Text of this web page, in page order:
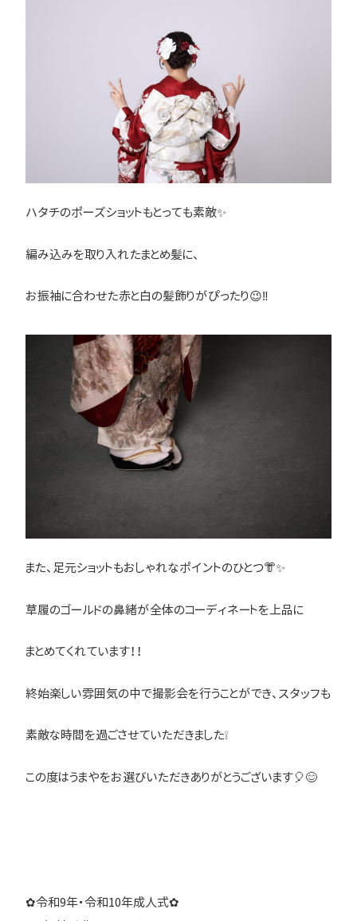
ハタチのポーズショットもとっても素敵✨
編み込みを取り入れたまとめ髪に、
お振袖に合わせた赤と白の髪飾りがぴったり😉‼️
また、足元ショットもおしゃれなポイントのひとつ👘✨
草履のゴールドの鼻緒が全体のコーディネートを上品に
まとめてくれています！！
終始楽しい雰囲気の中で撮影会を行うことができ、スタッフも
素敵な時間を過ごさせていただきました❕
この度はうまやをお選びいただきありがとうございます🎈😊
✿令和9年・令和10年成人式✿